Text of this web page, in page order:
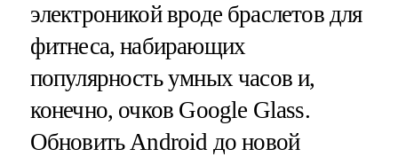
электроникой вроде браслетов для
фитнеса, набирающих
популярность умных часов и,
конечно, очков Google Glass.
Обновить Android до новой